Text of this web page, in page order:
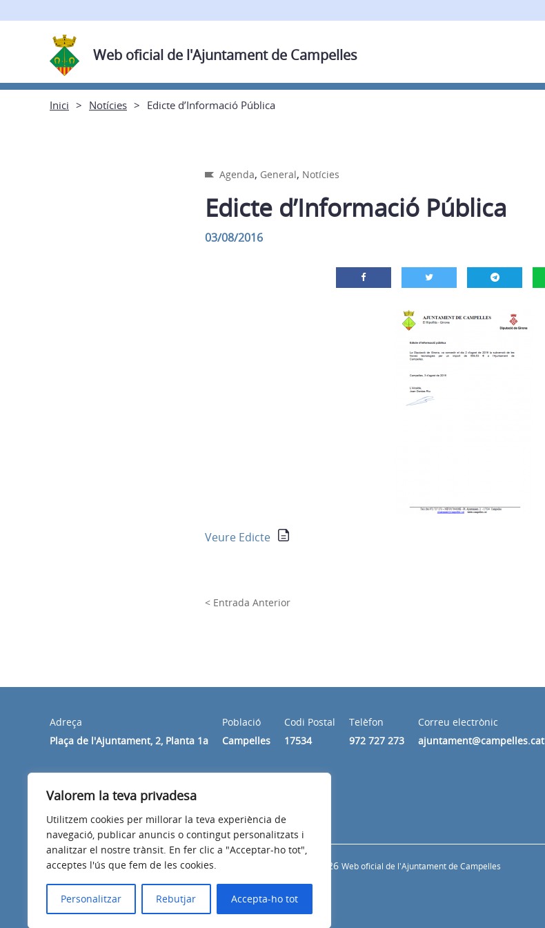
Valorem la teva privadesa
Utilitzem cookies per millorar la teva experiència de
navegació, publicar anuncis o contingut personalitzats i
analitzar el nostre trànsit. En fer clic a "Acceptar-ho tot",
acceptes l'ús que fem de les cookies.
Personalitzar Rebutjar Accepta-ho tot
Web oficial de l'Ajuntament de Campelles
Inici Notícies Edicte d’Informació Pública
Agenda, General, Notícies
Edicte d’Informació Pública
03/08/2016
Veure Edicte
< Entrada Anterior
Adreça
Plaça de l'Ajuntament, 2, Planta 1a
Població
Campelles
Codi Postal
17534
Telèfon
972 727 273
Correu electrònic
ajuntament@campelles.cat
De dilluns a divendres de 10 h a 14 h.
Avís legal Política de privacitat © 2026 Web oficial de l'Ajuntament de Campelles